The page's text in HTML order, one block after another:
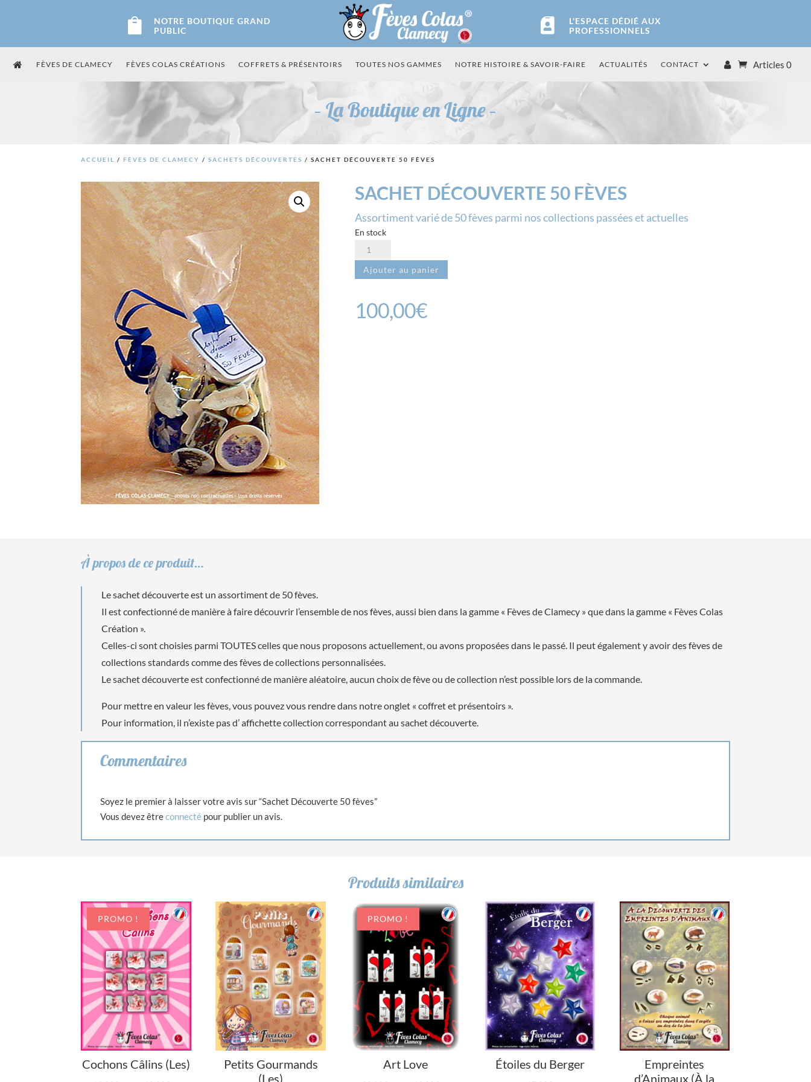

NOTRE BOUTIQUE GRAND
PUBLIC

L'ESPACE DÉDIÉ AUX
PROFESSIONNELS
FÈVES DE CLAMECY FÈVES COLAS CRÉATIONS COFFRETS & PRÉSENTOIRS TOUTES NOS GAMMES NOTRE HISTOIRE & SAVOIR-FAIRE ACTUALITÉS CONTACT Articles 0
– La Boutique en Ligne –
ACCUEIL /FÈVES DE CLAMECY /SACHETS DÉCOUVERTES / SACHET DÉCOUVERTE 50 FÈVES
SACHET DÉCOUVERTE 50 FÈVES
Assortiment varié de 50 fèves parmi nos collections passées et actuelles
En stock
quantité
de
Sachet
50
fèves
Ajouter au panier
100,00€
À propos de ce produit…
Le sachet découverte est un assortiment de 50 fèves.
Il est confectionné de manière à faire découvrir l’ensemble de nos fèves, aussi bien dans la gamme « Fèves de Clamecy » que dans la gamme « Fèves Colas
Création ».
Celles-ci sont choisies parmi TOUTES celles que nous proposons actuellement, ou avons proposées dans le passé. Il peut également y avoir des fèves de
collections standards comme des fèves de collections personnalisées.
Le sachet découverte est confectionné de manière aléatoire, aucun choix de fève ou de collection n’est possible lors de la commande.
Pour mettre en valeur les fèves, vous pouvez vous rendre dans notre onglet « coffret et présentoirs ».
Pour information, il n’existe pas d’ affichette collection correspondant au sachet découverte.
Commentaires
Soyez le premier à laisser votre avis sur “Sachet Découverte 50 fèves”
Vous devez êtreconnecté pour publier un avis.
Produits similaires
PROMO !
Cochons Câlins (Les)
Petits Gourmands
(Les)
PROMO !
Art Love Étoiles du Berger
Empreintes
d’Animaux (À la